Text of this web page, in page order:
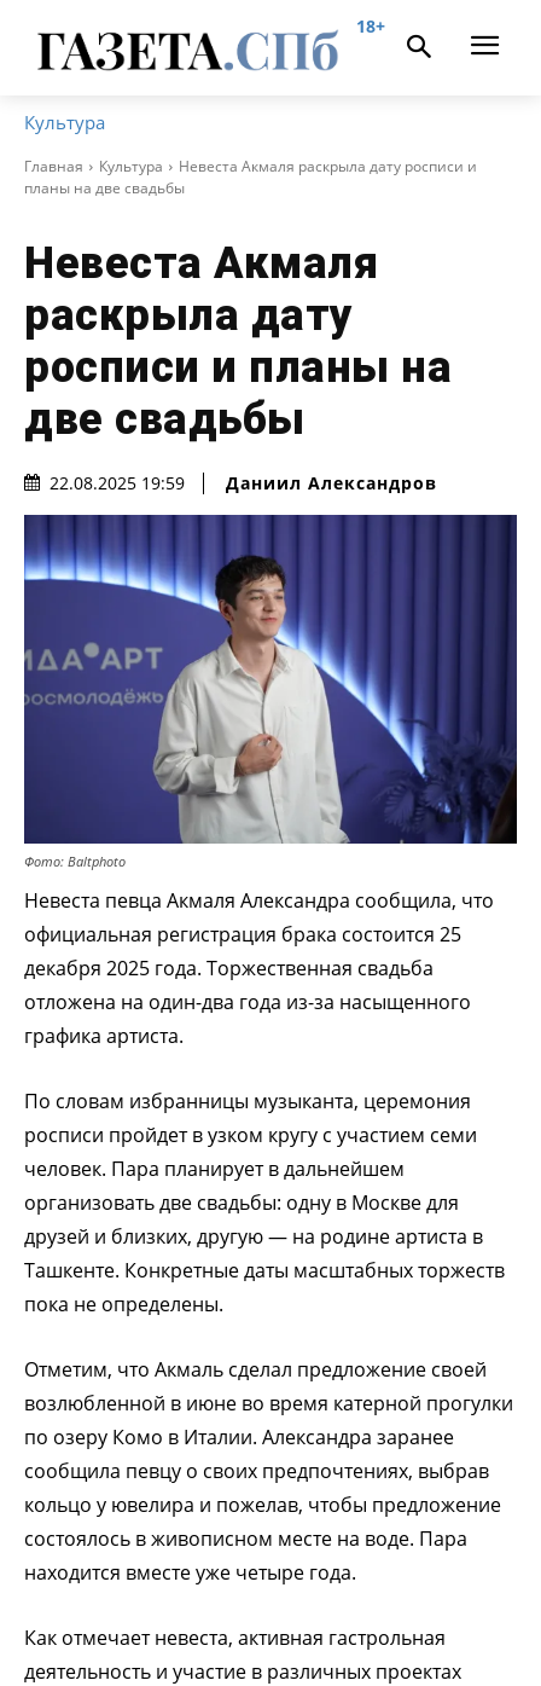
18+
Культура
Главная Культура
Невеста Акмаля раскрыла дату росписи и
планы на две свадьбы
Невеста Акмаля
раскрыла дату
росписи и планы на
две свадьбы
22.08.2025 19:59 Даниил Александров
Фото: Baltphoto
Невеста певца Акмаля Александра сообщила, что
официальная регистрация брака состоится 25
декабря 2025 года. Торжественная свадьба
отложена на один-два года из-за насыщенного
графика артиста.
По словам избранницы музыканта, церемония
росписи пройдет в узком кругу с участием семи
человек. Пара планирует в дальнейшем
организовать две свадьбы: одну в Москве для
друзей и близких, другую — на родине артиста в
Ташкенте. Конкретные даты масштабных торжеств
пока не определены.
Отметим, что Акмаль сделал предложение своей
возлюбленной в июне во время катерной прогулки
по озеру Комо в Италии. Александра заранее
сообщила певцу о своих предпочтениях, выбрав
кольцо у ювелира и пожелав, чтобы предложение
состоялось в живописном месте на воде. Пара
находится вместе уже четыре года.
Как отмечает невеста, активная гастрольная
деятельность и участие в различных проектах